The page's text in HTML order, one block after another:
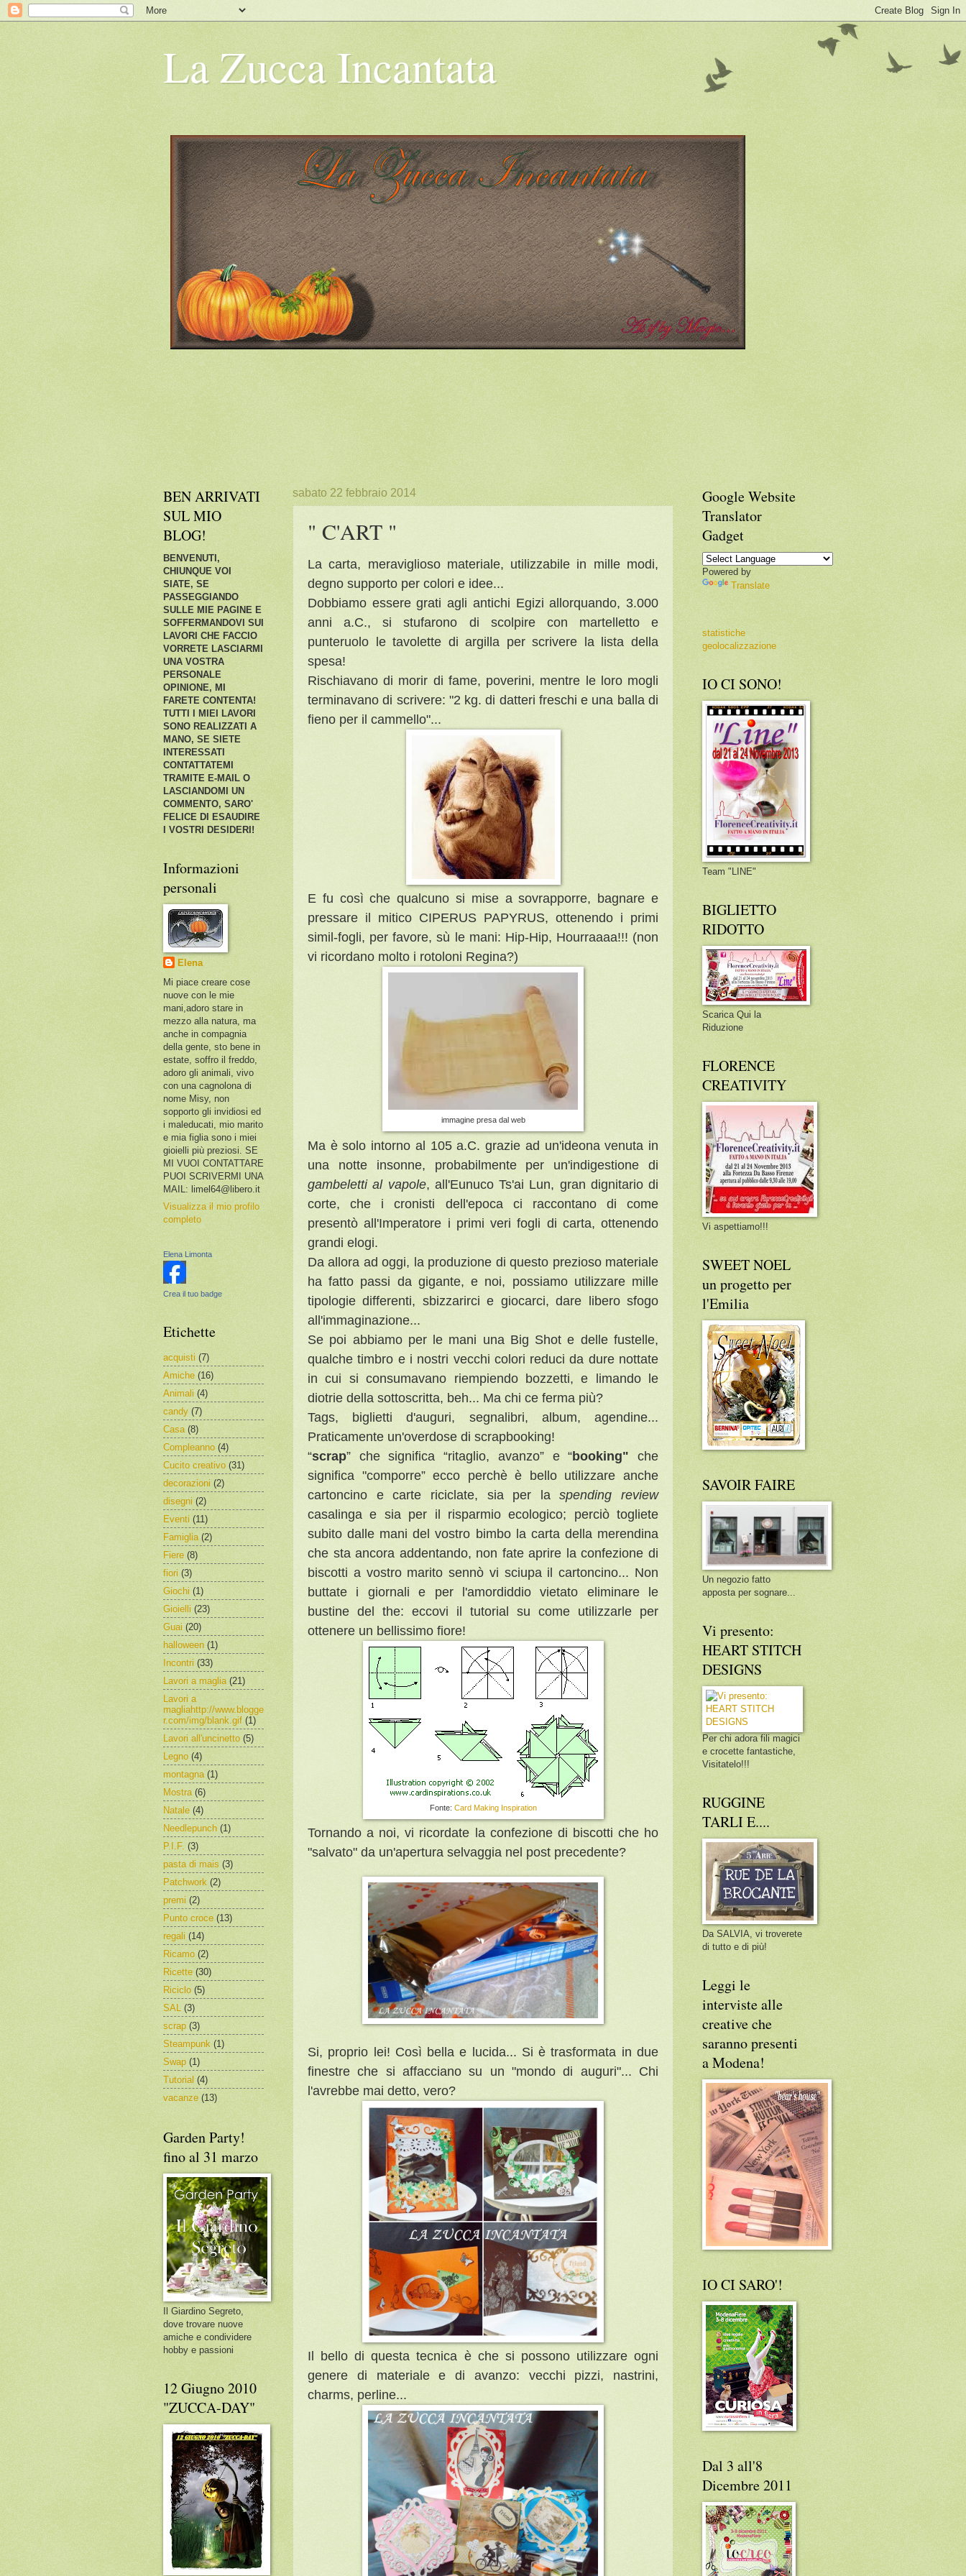
La Zucca Incantata
sabato 22 febbraio 2014
" C'ART "
La carta, meraviglioso materiale, utilizzabile in mille modi,
degno supporto per colori e idee...
Dobbiamo essere grati agli antichi Egizi allorquando, 3.000
anni a.C., si stufarono di scolpire con martelletto e
punteruolo le tavolette di argilla per scrivere la lista della
spesa!
Rischiavano di morir di fame, poverini, mentre le loro mogli
terminavano di scrivere: "2 kg. di datteri freschi e una balla di
fieno per il cammello"...
E fu così che qualcuno si mise a sovrapporre, bagnare e
pressare il mitico CIPERUS PAPYRUS, ottenendo i primi
simil-fogli, per favore, sù le mani: Hip-Hip, Hourraaaa!!! (non
vi ricordano molto i rotoloni Regina?)
immagine presa dal web
Ma è solo intorno al 105 a.C. grazie ad un'ideona venuta in
una notte insonne, probabilmente per un'indigestione di
gambeletti al vapole, all'Eunuco Ts'ai Lun, gran dignitario di
corte, che i cronisti dell'epoca ci raccontano di come
presentò all'Imperatore i primi veri fogli di carta, ottenendo
grandi elogi.
Da allora ad oggi, la produzione di questo prezioso materiale
ha fatto passi da gigante, e noi, possiamo utilizzare mille
tipologie differenti, sbizzarirci e giocarci, dare libero sfogo
all'immaginazione...
Se poi abbiamo per le mani una Big Shot e delle fustelle,
qualche timbro e i nostri vecchi colori reduci da dure nottate
in cui si consumavano riempiendo bozzetti, e limando le
diotrie della sottoscritta, beh... Ma chi ce ferma più?
Tags, biglietti d'auguri, segnalibri, album, agendine...
Praticamente un'overdose di scrapbooking!
“scrap” che significa “ritaglio, avanzo” e “booking" che
significa "comporre” ecco perchè è bello utilizzare anche
cartoncino e carte riciclate, sia per laspending review
casalinga e sia per il risparmio ecologico; perciò togliete
subito dalle mani del vostro bimbo la carta della merendina
che sta ancora addentando, non fate aprire la confezione di
biscotti a vostro marito sennò vi sciupa il cartoncino... Non
buttate i giornali e per l'amordiddio vietato eliminare le
bustine del the: eccovi il tutorial su come utilizzarle per
ottenere un bellissimo fiore!
Fonte: Card Making Inspiration
Tornando a noi, vi ricordate la confezione di biscotti che ho
"salvato" da un'apertura selvaggia nel post precedente?
Si, proprio lei! Così bella e lucida... Si è trasformata in due
finestre che si affacciano su un "mondo di auguri"... Chi
l'avrebbe mai detto, vero?
Il bello di questa tecnica è che si possono utilizzare ogni
genere di materiale e di avanzo: vecchi pizzi, nastrini,
charms, perline...
BEN ARRIVATI
SUL MIO
BLOG!
BENVENUTI,
CHIUNQUE VOI
SIATE, SE
PASSEGGIANDO
SULLE MIE PAGINE E
SOFFERMANDOVI SUI
LAVORI CHE FACCIO
VORRETE LASCIARMI
UNA VOSTRA
PERSONALE
OPINIONE, MI
FARETE CONTENTA!
TUTTI I MIEI LAVORI
SONO REALIZZATI A
MANO, SE SIETE
INTERESSATI
CONTATTATEMI
TRAMITE E-MAIL O
LASCIANDOMI UN
COMMENTO, SARO'
FELICE DI ESAUDIRE
I VOSTRI DESIDERI!
Informazioni
personali
Elena
Mi piace creare cose
nuove con le mie
mani,adoro stare in
mezzo alla natura, ma
anche in compagnia
della gente, sto bene in
estate, soffro il freddo,
adoro gli animali, vivo
con una cagnolona di
nome Misy, non
sopporto gli invidiosi ed
i maleducati, mio marito
e mia figlia sono i miei
gioielli più preziosi. SE
MI VUOI CONTATTARE
PUOI SCRIVERMI UNA
MAIL: limel64@libero.it
Visualizza il mio profilo
completo
Elena Limonta
Crea il tuo badge
Etichette
acquisti (7)
Amiche (16)
Animali (4)
candy (7)
Casa (8)
Compleanno (4)
Cucito creativo (31)
decorazioni (2)
disegni (2)
Eventi (11)
Famiglia (2)
Fiere (8)
fiori (3)
Giochi (1)
Gioielli (23)
Guai (20)
halloween (1)
Incontri (33)
Lavori a maglia (21)
Lavori a
magliahttp://www.blogge
r.com/img/blank.gif (1)
Lavori all'uncinetto (5)
Legno (4)
montagna (1)
Mostra (6)
Natale (4)
Needlepunch (1)
P.I.F. (3)
pasta di mais (3)
Patchwork (2)
premi (2)
Punto croce (13)
regali (14)
Ricamo (2)
Ricette (30)
Riciclo (5)
SAL
(3)
scrap (3)
Steampunk (1)
Swap (1)
Tutorial (4)
vacanze (13)
Garden Party!
fino al 31 marzo
Il Giardino Segreto,
dove trovare nuove
amiche e condividere
hobby e passioni
12 Giugno 2010
"ZUCCA-DAY"
Google Website
Translator
Gadget
Powered by
Translate
statistiche
geolocalizzazione
IO CI SONO!
Team "LINE"
BIGLIETTO
RIDOTTO
Scarica Qui la
Riduzione
FLORENCE
CREATIVITY
Vi aspettiamo!!!
SWEET NOEL
un progetto per
l'Emilia
SAVOIR FAIRE
Un negozio fatto
apposta per sognare...
Vi presento:
HEART STITCH
DESIGNS
Per chi adora fili magici
e crocette fantastiche,
Visitatelo!!!
RUGGINE
TARLI E....
Da SALVIA, vi troverete
di tutto e di più!
Leggi le
interviste alle
creative che
saranno presenti
a Modena!
IO CI SARO'!
Dal 3 all'8
Dicembre 2011